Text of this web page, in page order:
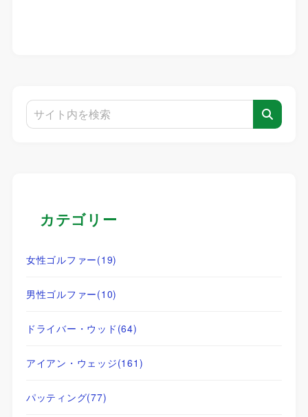
カテゴリー
女性ゴルファー(19)
男性ゴルファー(10)
ドライバー・ウッド (64)
アイアン・ウェッジ(161)
パッティング(77)